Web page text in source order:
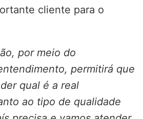
cliente para o
por meio do
permitirá que
qual é a real
ao tipo de qualidade